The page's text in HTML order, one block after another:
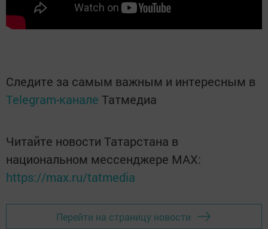
Следите за самым важным и интересным в
Telegram-канале Татмедиа
Читайте новости Татарстана в
национальном мессенджере MАХ:
https://max.ru/tatmedia
Перейти на страницу новости